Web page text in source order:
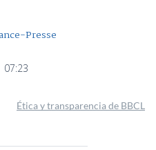
Presse
Ética y transparencia de BBCL